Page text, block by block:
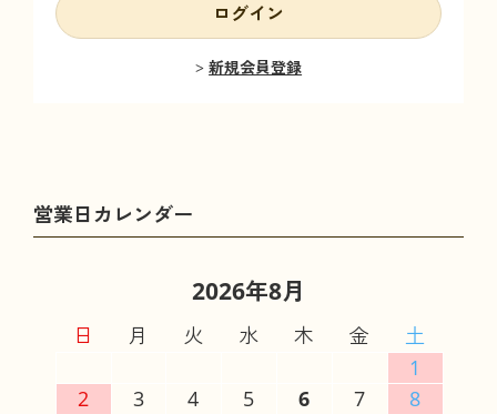
ログイン
新規会員登録
2026年8月
日 月 火 水 木 金
土
1
2
3 4 5 6 7
8